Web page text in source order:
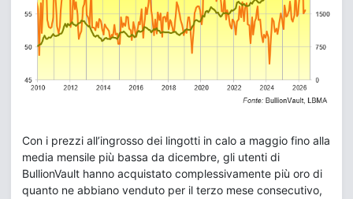
Con i prezzi all’ingrosso dei lingotti in calo a maggio fino alla
media mensile più bassa da dicembre, gli utenti di
BullionVault hanno acquistato complessivamente più oro di
quanto ne abbiano venduto per il terzo mese consecutivo,